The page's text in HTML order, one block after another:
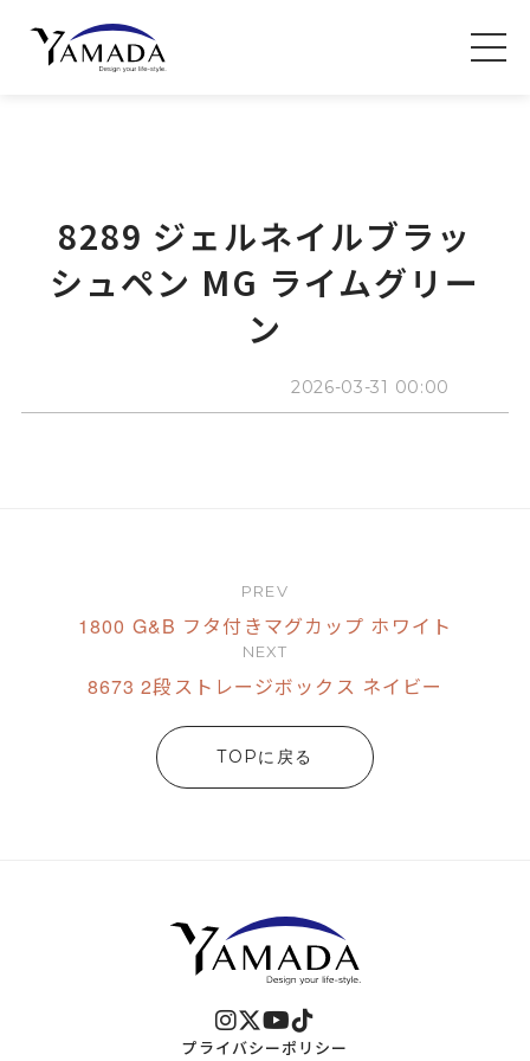
8289 ジェルネイルブラッ
シュペン MG ライムグリー
ン
2026-03-31 00:00
PREV
1800 G&B フタ付きマグカップ ホワイト
NEXT
8673 2段ストレージボックス ネイビー
TOPに戻る
プライバシーポリシー